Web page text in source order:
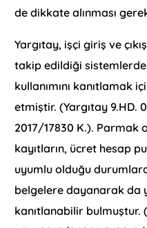
de dikkate alınması
Yargıtay, işçi giriş ve
takip edildiği
kullanımını kanıtlamak
etmiştir. (Yargıtay 9.HD.
2017/17830 K.).
kayıtların, ücret hesap
uyumlu olduğu
belgelere dayanarak da
kanıtlanabilir bulmuştur.